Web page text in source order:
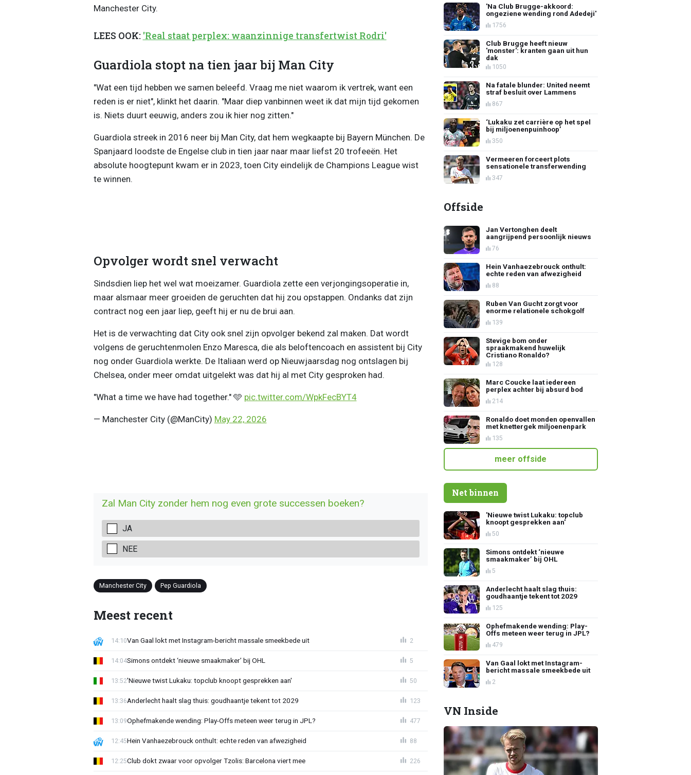
Manchester City.
LEES OOK: 'Real staat perplex: waanzinnige transfertwist Rodri'
Guardiola stopt na tien jaar bij Man City
"Wat een tijd hebben we samen beleefd. Vraag me niet waarom ik vertrek, want een
reden is er niet", klinkt het daarin. "Maar diep vanbinnen weet ik dat mijn tijd gekomen
is. Niets duurt eeuwig, anders zou ik hier nog zitten."
Guardiola streek in 2016 neer bij Man City, dat hem wegkaapte bij Bayern München. De
Spanjaard loodste de Engelse club in tien jaar naar maar liefst 20 trofeeën. Het
absolute hoogtepunt kwam er in 2023, toen City eindelijk de Champions League wist
te winnen.
Opvolger wordt snel verwacht
Sindsdien liep het wel wat moeizamer. Guardiola zette een verjongingsoperatie in,
maar alsmaar meer groeiden de geruchten dat hij zou opstappen. Ondanks dat zijn
contract nog een jaar liep, geeft hij er nu de brui aan.
Het is de verwachting dat City ook snel zijn opvolger bekend zal maken. Dat wordt
volgens de geruchtenmolen Enzo Maresca, die als beloftencoach en assistent bij City
nog onder Guardiola werkte. De Italiaan werd op Nieuwjaarsdag nog ontslagen bij
Chelsea, onder meer omdat uitgelekt was dat hij al met City gesproken had.
"What a time we have had together." 🩵 pic.twitter.com/WpkFecBYT4
— Manchester City (@ManCity) May 22, 2026
Zal Man City zonder hem nog even grote successen boeken?
JA
NEE
Manchester City Pep Guardiola
Meest recent
Van Gaal lokt met Instagram-bericht massale smeekbede uit
14:10 2
Simons ontdekt ‘nieuwe smaakmaker’ bij OHL
14:04 5
'Nieuwe twist Lukaku: topclub knoopt gesprekken aan'
13:52 50
Anderlecht haalt slag thuis: goudhaantje tekent tot 2029
13:36 123
Ophefmakende wending: Play-Offs meteen weer terug in JPL?
13:09 477
Hein Vanhaezebrouck onthult: echte reden van afwezigheid
12:45 88
Club dokt zwaar voor opvolger Tzolis: Barcelona viert mee
12:25 226
'Na Club Brugge-akkoord:
ongeziene wending rond Adedeji'
1756
Club Brugge heeft nieuw
'monster': kranten gaan uit hun
dak
1050
Na fatale blunder: United neemt
straf besluit over Lammens
867
‘Lukaku zet carrière op het spel
bij miljoenenpuinhoop’
350
Vermeeren forceert plots
sensationele transferwending
347
Offside
Jan Vertonghen deelt
aangrijpend persoonlijk nieuws
76
Hein Vanhaezebrouck onthult:
echte reden van afwezigheid
88
Ruben Van Gucht zorgt voor
enorme relationele schokgolf
139
Stevige bom onder
spraakmakend huwelijk
Cristiano Ronaldo?
128
Marc Coucke laat iedereen
perplex achter bij absurd bod
214
Ronaldo doet monden openvallen
met knettergek miljoenenpark
135
meer offside
Net binnen
'Nieuwe twist Lukaku: topclub
knoopt gesprekken aan'
50
Simons ontdekt ‘nieuwe
smaakmaker’ bij OHL
5
Anderlecht haalt slag thuis:
goudhaantje tekent tot 2029
125
Ophefmakende wending: Play-
Offs meteen weer terug in JPL?
479
Van Gaal lokt met Instagram-
bericht massale smeekbede uit
2
VN Inside